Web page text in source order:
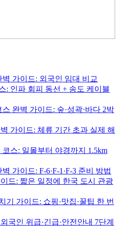
가이드: 외국인 임대 비교
: 인파 회피 동선 + 송도 케이블
완벽 가이드: 숲·성곽·바다 2박
가이드: 체류 기간 초과 실제 해
스: 일몰부터 야경까지 1.5km
가이드: F-6·F-1·F-3 준비 방법
드: 짧은 일정에 한국 도시 관광
기 가이드: 쇼핑·맛집·꿀팁 한 번
국인 위급·긴급·안전안내 7단계